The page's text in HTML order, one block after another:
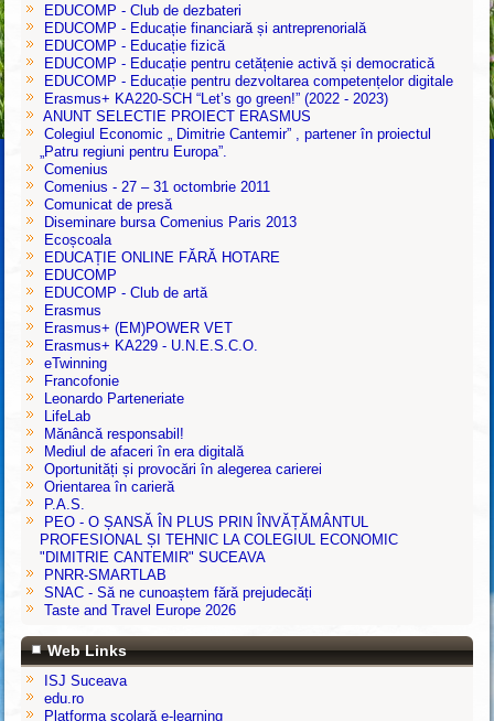
EDUCOMP - Club de dezbateri
EDUCOMP - Educație financiară și antreprenorială
EDUCOMP - Educație fizică
EDUCOMP - Educație pentru cetățenie activă și democratică
EDUCOMP - Educație pentru dezvoltarea competențelor digitale
Erasmus+ KA220-SCH “Let’s go green!” (2022 - 2023)
ANUNT SELECTIE PROIECT ERASMUS
Colegiul Economic „ Dimitrie Cantemir” , partener în proiectul
„Patru regiuni pentru Europa”.
Comenius
Comenius - 27 – 31 octombrie 2011
Comunicat de presă
Diseminare bursa Comenius Paris 2013
Ecoșcoala
EDUCAȚIE ONLINE FĂRĂ HOTARE
EDUCOMP
EDUCOMP - Club de artă
Erasmus
Erasmus+ (EM)POWER VET
Erasmus+ KA229 - U.N.E.S.C.O.
eTwinning
Francofonie
Leonardo Parteneriate
LifeLab
Mănâncă responsabil!
Mediul de afaceri în era digitală
Oportunități și provocări în alegerea carierei
Orientarea în carieră
P.A.S.
PEO - O ȘANSĂ ÎN PLUS PRIN ÎNVĂȚĂMÂNTUL
PROFESIONAL ȘI TEHNIC LA COLEGIUL ECONOMIC
"DIMITRIE CANTEMIR" SUCEAVA
PNRR-SMARTLAB
SNAC - Să ne cunoaștem fără prejudecăți
Taste and Travel Europe 2026
Web Links
ISJ Suceava
edu.ro
Platforma şcolară e-learning